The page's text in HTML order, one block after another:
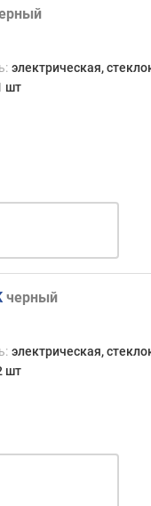
сразу
электрическая,
шт
черный
электрическая,
шт